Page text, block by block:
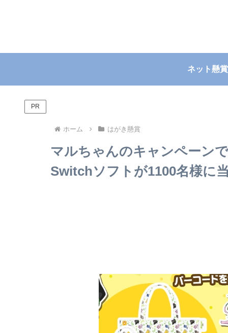
ネット懸賞
PR
ホーム はがき懸賞
マルちゃんのキャンペーン
Switchソフトが1100名様に